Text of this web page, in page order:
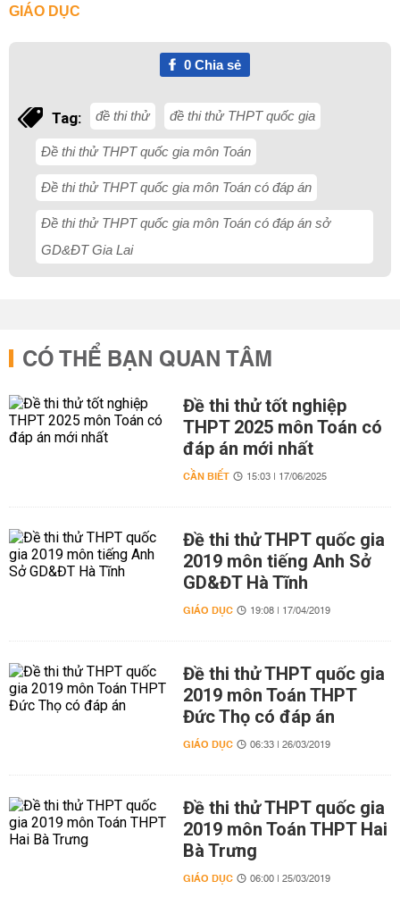
GIÁO DỤC
0Chia sẻ
Tag: đề thi thử đề thi thử THPT quốc gia
Đề thi thử THPT quốc gia môn Toán
Đề thi thử THPT quốc gia môn Toán có đáp án
Đề thi thử THPT quốc gia môn Toán có đáp án sở
GD&ĐT Gia Lai
CÓ THỂ BẠN QUAN TÂM
Đề thi thử tốt nghiệp
THPT 2025 môn Toán có
đáp án mới nhất
CẦN BIẾT 15:03 | 17/06/2025
Đề thi thử THPT quốc gia
2019 môn tiếng Anh Sở
GD&ĐT Hà Tĩnh
GIÁO DỤC 19:08 | 17/04/2019
Đề thi thử THPT quốc gia
2019 môn Toán THPT
Đức Thọ có đáp án
GIÁO DỤC 06:33 | 26/03/2019
Đề thi thử THPT quốc gia
2019 môn Toán THPT Hai
Bà Trưng
GIÁO DỤC 06:00 | 25/03/2019